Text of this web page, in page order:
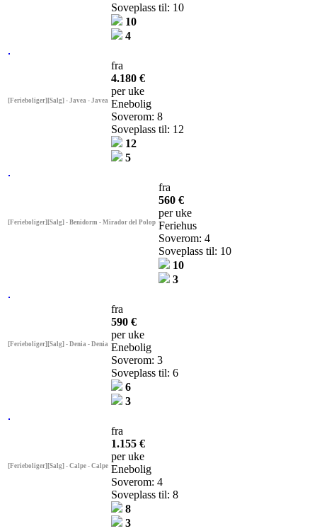
Soveplass til: 10
10
4
[Ferieboliger][Salg] - Javea - Javea
fra
4.180 €
per uke
Enebolig
Soverom: 8
Soveplass til: 12
12
5
[Ferieboliger][Salg] - Benidorm - Mirador del Polop
fra
560 €
per uke
Feriehus
Soverom: 4
Soveplass til: 10
10
3
[Ferieboliger][Salg] - Denia - Denia
fra
590 €
per uke
Enebolig
Soverom: 3
Soveplass til: 6
6
3
[Ferieboliger][Salg] - Calpe - Calpe
fra
1.155 €
per uke
Enebolig
Soverom: 4
Soveplass til: 8
8
3